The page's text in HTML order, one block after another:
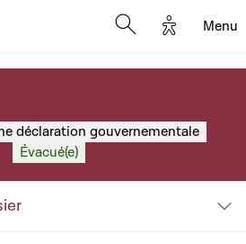
Options
Menu
déclaration gouvernementale
Évacué(e)